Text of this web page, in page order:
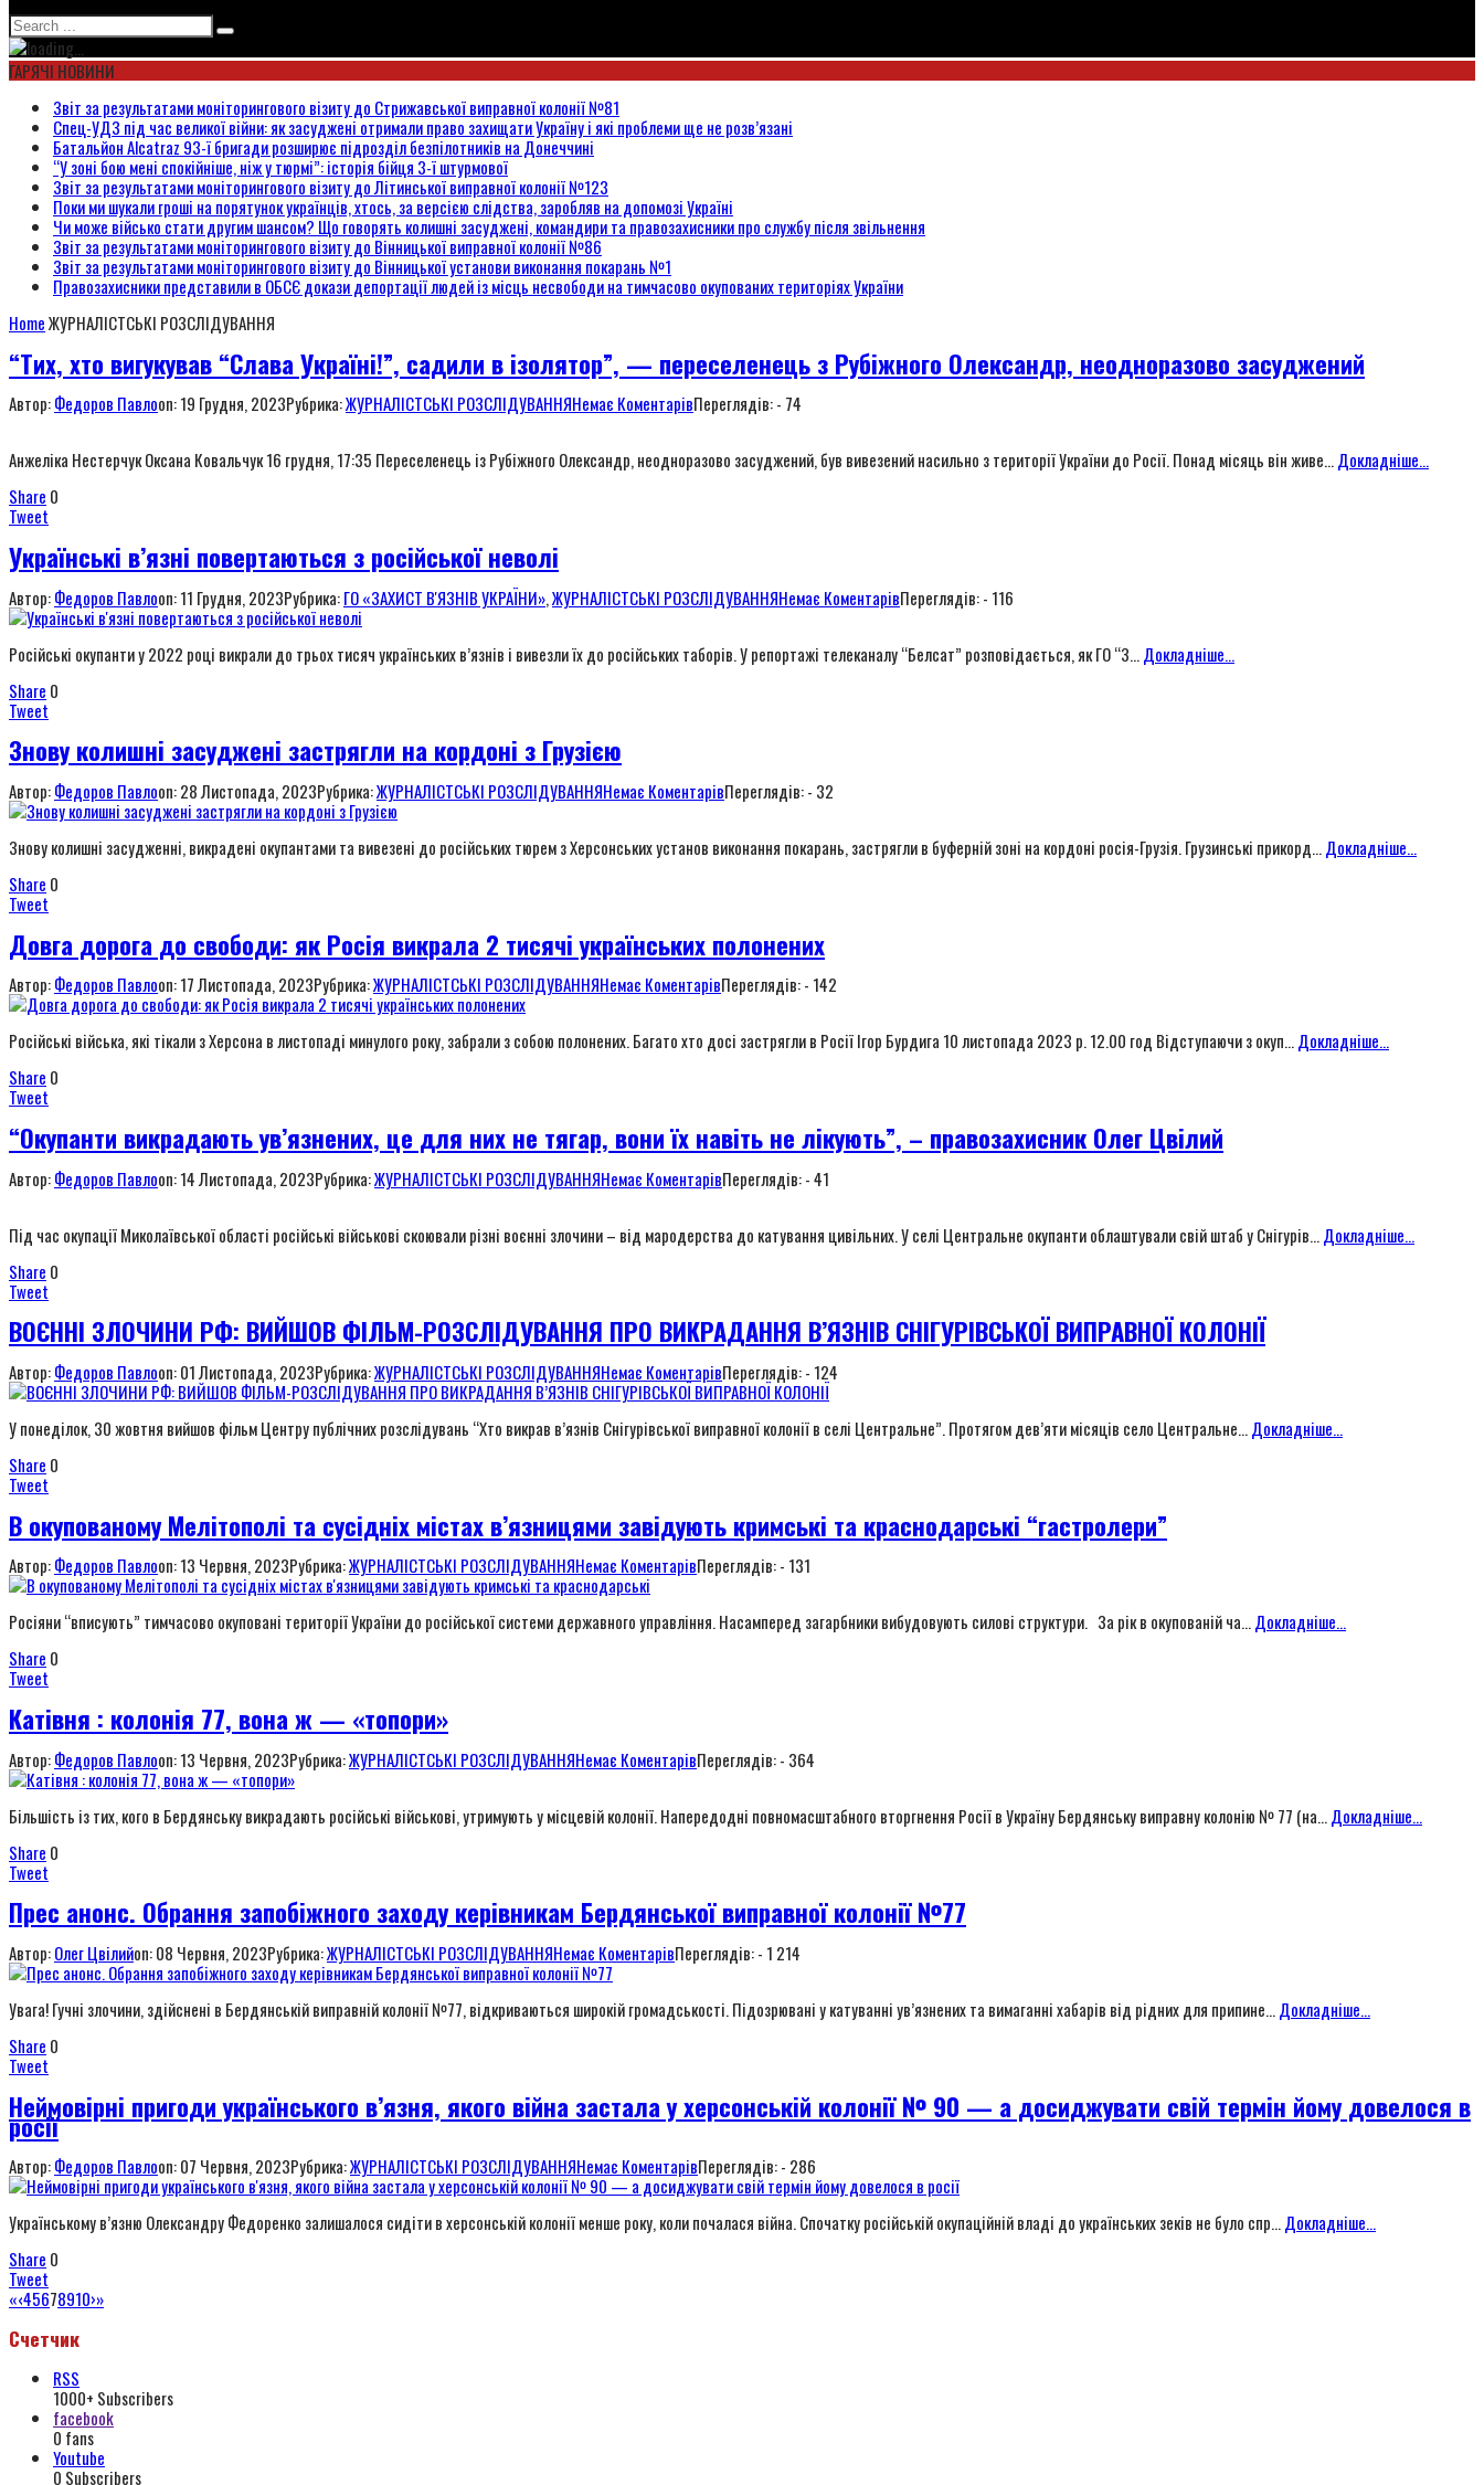
ГАРЯЧІ НОВИНИ
Звіт за результатами моніторингового візиту до Стрижавської виправної колонії №81
Спец-УДЗ під час великої війни: як засуджені отримали право захищати Україну і які проблеми ще не розв’язані
Батальйон Alcatraz 93-ї бригади розширює підрозділ безпілотників на Донеччині
“У зоні бою мені спокійніше, ніж у тюрмі”: історія бійця 3-ї штурмової
Звіт за результатами моніторингового візиту до Літинської виправної колонії №123
Поки ми шукали гроші на порятунок українців, хтось, за версією слідства, заробляв на допомозі Україні
Чи може військо стати другим шансом? Що говорять колишні засуджені, командири та правозахисники про службу після звільнення
Звіт за результатами моніторингового візиту до Вінницької виправної колонії №86
Звіт за результатами моніторингового візиту до Вінницької установи виконання покарань №1
Правозахисники представили в ОБСЄ докази депортації людей із місць несвободи на тимчасово окупованих територіях України
HomeЖУРНАЛІСТСЬКІ РОЗСЛІДУВАННЯ
“Тих, хто вигукував “Слава Україні!”, садили в ізолятор”, — переселенець з Рубіжного Олександр, неодноразово засуджений
Автор:Федоров Павлоon:19 Грудня, 2023Рубрика:ЖУРНАЛІСТСЬКІ РОЗСЛІДУВАННЯНемає КоментарівПереглядів: - 74
Анжеліка Нестерчук Оксана Ковальчук 16 грудня, 17:35 Переселенець із Рубіжного Олександр, неодноразово засуджений, був вивезений насильно з території України до Росії. Понад місяць він живе...Докладніше...
Share 0
Tweet
Українські в’язні повертаються з російської неволі
Автор:Федоров Павлоon:11 Грудня, 2023Рубрика:ГО «ЗАХИСТ В'ЯЗНІВ УКРАЇНИ»,ЖУРНАЛІСТСЬКІ РОЗСЛІДУВАННЯНемає КоментарівПереглядів: - 116
Російські окупанти у 2022 році викрали до трьох тисяч українських в’язнів і вивезли їх до російських таборів. У репортажі телеканалу “Белсат” розповідається, як ГО “З...Докладніше...
Share 0
Tweet
Знову колишні засуджені застрягли на кордоні з Грузією
Автор:Федоров Павлоon:28 Листопада, 2023Рубрика:ЖУРНАЛІСТСЬКІ РОЗСЛІДУВАННЯНемає КоментарівПереглядів: - 32
Знову колишні засудженні, викрадені окупантами та вивезені до російських тюрем з Херсонських установ виконання покарань, застрягли в буферній зоні на кордоні росія-Грузія. Грузинські прикорд...Докладніше...
Share 0
Tweet
Довга дорога до свободи: як Росія викрала 2 тисячі українських полонених
Автор:Федоров Павлоon:17 Листопада, 2023Рубрика:ЖУРНАЛІСТСЬКІ РОЗСЛІДУВАННЯНемає КоментарівПереглядів: - 142
Російські війська, які тікали з Херсона в листопаді минулого року, забрали з собою полонених. Багато хто досі застрягли в Росії Ігор Бурдига 10 листопада 2023 р. 12.00 год Відступаючи з окуп...Докладніше...
Share 0
Tweet
“Окупанти викрадають ув’язнених, це для них не тягар, вони їх навіть не лікують”, – правозахисник Олег Цвілий
Автор:Федоров Павлоon:14 Листопада, 2023Рубрика:ЖУРНАЛІСТСЬКІ РОЗСЛІДУВАННЯНемає КоментарівПереглядів: - 41
Під час окупації Миколаївської області російські військові скоювали різні воєнні злочини – від мародерства до катування цивільних. У селі Центральне окупанти облаштували свій штаб у Снігурів...Докладніше...
Share 0
Tweet
ВОЄННІ ЗЛОЧИНИ РФ: ВИЙШОВ ФІЛЬМ-РОЗСЛІДУВАННЯ ПРО ВИКРАДАННЯ В’ЯЗНІВ СНІГУРІВСЬКОЇ ВИПРАВНОЇ КОЛОНІЇ
Автор:Федоров Павлоon:01 Листопада, 2023Рубрика:ЖУРНАЛІСТСЬКІ РОЗСЛІДУВАННЯНемає КоментарівПереглядів: - 124
У понеділок, 30 жовтня вийшов фільм Центру публічних розслідувань “Хто викрав в’язнів Снігурівської виправної колонії в селі Центральне”. Протягом дев’яти місяців село Центральне...Докладніше...
Share 0
Tweet
В окупованому Мелітополі та сусідніх містах в’язницями завідують кримські та краснодарські “гастролери”
Автор:Федоров Павлоon:13 Червня, 2023Рубрика:ЖУРНАЛІСТСЬКІ РОЗСЛІДУВАННЯНемає КоментарівПереглядів: - 131
Росіяни “вписують” тимчасово окуповані території України до російської системи державного управління. Насамперед загарбники вибудовують силові структури. За рік в окупованій ча...Докладніше...
Share 0
Tweet
Катівня : колонія 77, вона ж — «топори»
Автор:Федоров Павлоon:13 Червня, 2023Рубрика:ЖУРНАЛІСТСЬКІ РОЗСЛІДУВАННЯНемає КоментарівПереглядів: - 364
Більшість із тих, кого в Бердянську викрадають російські військові, утримують у місцевій колонії. Напередодні повномасштабного вторгнення Росії в Україну Бердянську виправну колонію № 77 (на...Докладніше...
Share 0
Tweet
Прес анонс. Обрання запобіжного заходу керівникам Бердянської виправної колонії №77
Автор:Олег Цвілийon:08 Червня, 2023Рубрика:ЖУРНАЛІСТСЬКІ РОЗСЛІДУВАННЯНемає КоментарівПереглядів: - 1 214
Увага! Гучні злочини, здійснені в Бердянській виправній колонії №77, відкриваються широкій громадськості. Підозрювані у катуванні ув’язнених та вимаганні хабарів від рідних для припине...Докладніше...
Share 0
Tweet
Неймовірні пригоди українського в’язня, якого війна застала у херсонській колонії № 90 — а досиджувати свій термін йому довелося в
росії
Автор:Федоров Павлоon:07 Червня, 2023Рубрика:ЖУРНАЛІСТСЬКІ РОЗСЛІДУВАННЯНемає КоментарівПереглядів: - 286
Українському в’язню Олександру Федоренко залишалося сидіти в херсонській колонії менше року, коли почалася війна. Спочатку російській окупаційній владі до українських зеків не було спр...Докладніше...
Share 0
Tweet
«‹45678910›»
Счетчик
RSS
1000+ Subscribers
facebook
0 fans
Youtube
0 Subscribers